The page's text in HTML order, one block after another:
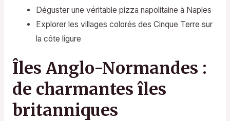
Déguster une véritable pizza napolitaine à Naples
Explorer les villages colorés des Cinque Terre sur
la côte ligure
Îles Anglo-Normandes :
de charmantes îles
britanniques